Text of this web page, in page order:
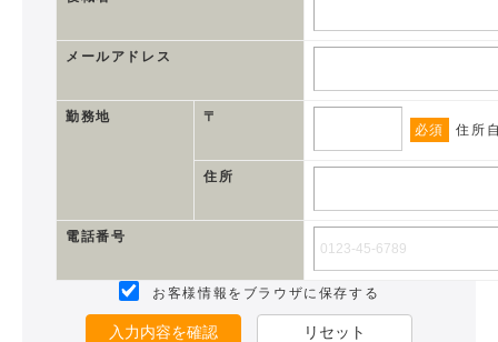
メールアドレス
勤務地
〒
必須
住所
住所
電話番号
お客様情報をブラウザに保存する
入力内容を確認 リセット